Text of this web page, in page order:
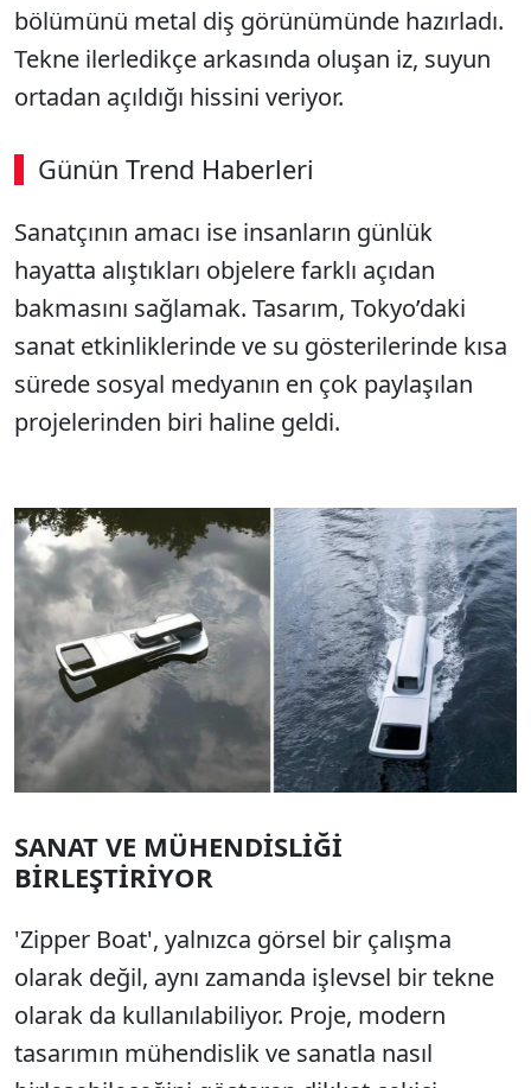
bölümünü metal diş görünümünde hazırladı.
Tekne ilerledikçe arkasında oluşan iz, suyun
ortadan açıldığı hissini veriyor.
Günün Trend Haberleri
00:02 / 08:15
Sanatçının amacı ise insanların günlük
hayatta alıştıkları objelere farklı açıdan
bakmasını sağlamak. Tasarım, Tokyo’daki
sanat etkinliklerinde ve su gösterilerinde kısa
sürede sosyal medyanın en çok paylaşılan
projelerinden biri haline geldi.
SANAT VE MÜHENDİSLİĞİ
BİRLEŞTİRİYOR
'Zipper Boat', yalnızca görsel bir çalışma
olarak değil, aynı zamanda işlevsel bir tekne
olarak da kullanılabiliyor. Proje, modern
tasarımın mühendislik ve sanatla nasıl